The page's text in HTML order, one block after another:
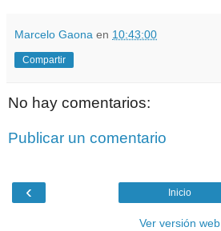
Marcelo Gaona en 10:43:00
Compartir
No hay comentarios:
Publicar un comentario
‹ Inicio
Ver versión web